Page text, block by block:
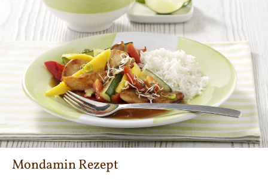
Mondamin Rezept